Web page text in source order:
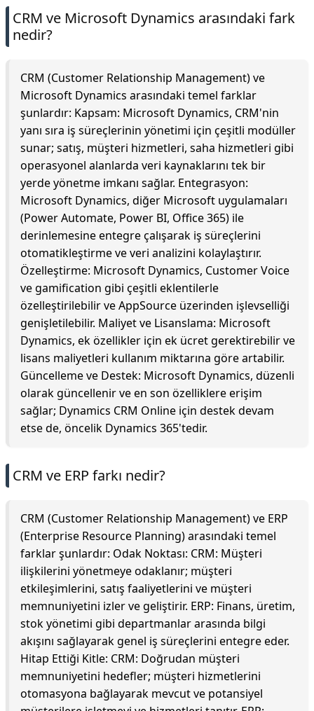
CRM ve Microsoft Dynamics arasındaki fark
nedir?
CRM (Customer Relationship Management) ve
Microsoft Dynamics arasındaki temel farklar
şunlardır: Kapsam: Microsoft Dynamics, CRM'nin
yanı sıra iş süreçlerinin yönetimi için çeşitli modüller
sunar; satış, müşteri hizmetleri, saha hizmetleri gibi
operasyonel alanlarda veri kaynaklarını tek bir
yerde yönetme imkanı sağlar. Entegrasyon:
Microsoft Dynamics, diğer Microsoft uygulamaları
(Power Automate, Power BI, Office 365) ile
derinlemesine entegre çalışarak iş süreçlerini
otomatikleştirme ve veri analizini kolaylaştırır.
Özelleştirme: Microsoft Dynamics, Customer Voice
ve gamification gibi çeşitli eklentilerle
özelleştirilebilir ve AppSource üzerinden işlevselliği
genişletilebilir. Maliyet ve Lisanslama: Microsoft
Dynamics, ek özellikler için ek ücret gerektirebilir ve
lisans maliyetleri kullanım miktarına göre artabilir.
Güncelleme ve Destek: Microsoft Dynamics, düzenli
olarak güncellenir ve en son özelliklere erişim
sağlar; Dynamics CRM Online için destek devam
etse de, öncelik Dynamics 365'tedir.
CRM ve ERP farkı nedir?
CRM (Customer Relationship Management) ve ERP
(Enterprise Resource Planning) arasındaki temel
farklar şunlardır: Odak Noktası: CRM: Müşteri
ilişkilerini yönetmeye odaklanır; müşteri
etkileşimlerini, satış faaliyetlerini ve müşteri
memnuniyetini izler ve geliştirir. ERP: Finans, üretim,
stok yönetimi gibi departmanlar arasında bilgi
akışını sağlayarak genel iş süreçlerini entegre eder.
Hitap Ettiği Kitle: CRM: Doğrudan müşteri
memnuniyetini hedefler; müşteri hizmetlerini
otomasyona bağlayarak mevcut ve potansiyel